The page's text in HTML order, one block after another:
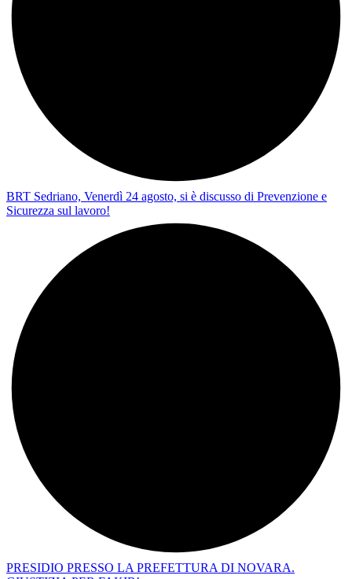
BRT Sedriano, Venerdì 24 agosto, si è discusso di Prevenzione e
Sicurezza sul lavoro!
PRESIDIO PRESSO LA PREFETTURA DI NOVARA.